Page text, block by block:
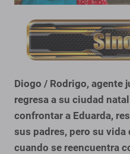
Diogo / Rodrigo, agente
regresa a su ciudad
confrontar a Eduarda,
sus padres, pero su
cuando se reencuentra